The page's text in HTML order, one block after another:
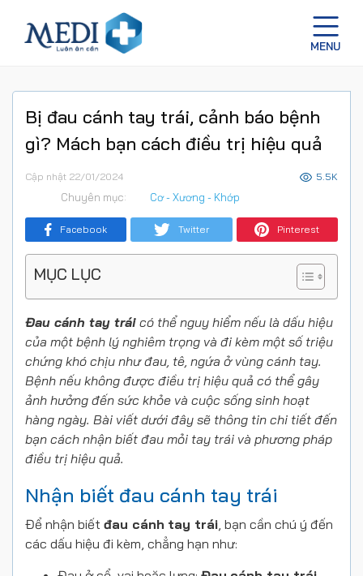
Bị đau cánh tay trái, cảnh báo bệnh
gì? Mách bạn cách điều trị hiệu quả
Cập nhật 22/01/2024 5.5K
Chuyên mục: Cơ - Xương - Khớp
Facebook Twitter Pinterest
MỤC LỤC
Đau cánh tay trái có thể nguy hiểm nếu là dấu hiệu
của một bệnh lý nghiêm trọng và đi kèm một số triệu
chứng khó chịu như đau, tê, ngứa ở vùng cánh tay.
Bệnh nếu không được điều trị hiệu quả có thể gây
ảnh hưởng đến sức khỏe và cuộc sống sinh hoạt
hàng ngày. Bài viết dưới đây sẽ thông tin chi tiết đến
bạn cách nhận biết đau mỏi tay trái và phương pháp
điều trị hiệu quả.
Nhận biết đau cánh tay trái
Để nhận biết đau cánh tay trái, bạn cần chú ý đến
các dấu hiệu đi kèm, chẳng hạn như: